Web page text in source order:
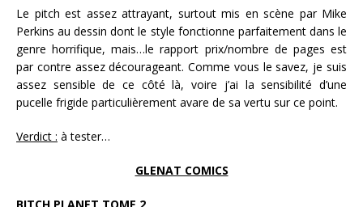
Le pitch est assez attrayant, surtout mis en scène par Mike
Perkins au dessin dont le style fonctionne parfaitement dans le
genre horrifique, mais…le rapport prix/nombre de pages est
par contre assez décourageant. Comme vous le savez, je suis
assez sensible de ce côté là, voire j’ai la sensibilité d’une
pucelle frigide particulièrement avare de sa vertu sur ce point.
Verdict : à tester…
GLENAT COMICS